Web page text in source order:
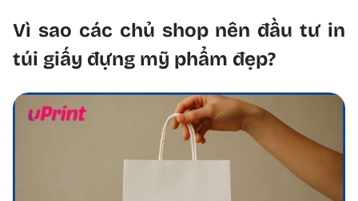
Vì sao các chủ shop nên đầu tư in
túi giấy đựng mỹ phẩm đẹp?